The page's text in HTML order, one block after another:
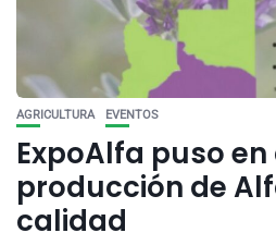
AGRICULTURA EVENTOS
ExpoAlfa puso
producción de
calidad